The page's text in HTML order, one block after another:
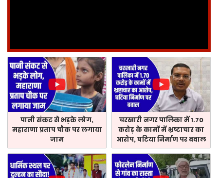
पानी संकट से भड़के लोग,
महाराणा प्रताप चौक पर लगाया
जाम
चरखारी नगर पालिका में 1.70
करोड़ के कामों में भ्रष्टाचार का
आरोप, घटिया निर्माण पर बवाल